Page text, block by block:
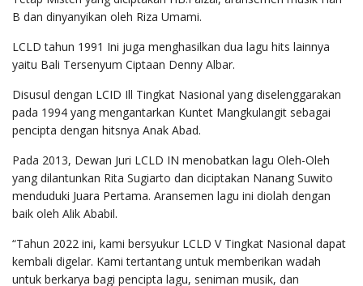
B dan dinyanyikan oleh Riza Umami.
LCLD tahun 1991 Ini juga menghasilkan dua lagu hits lainnya
yaitu Bali Tersenyum Ciptaan Denny Albar.
Disusul dengan LCID Ill Tingkat Nasional yang diselenggarakan
pada 1994 yang mengantarkan Kuntet Mangkulangit sebagai
pencipta dengan hitsnya Anak Abad.
Pada 2013, Dewan Juri LCLD IN menobatkan lagu Oleh-Oleh
yang dilantunkan Rita Sugiarto dan diciptakan Nanang Suwito
menduduki Juara Pertama. Aransemen lagu ini diolah dengan
baik oleh Alik Ababil.
“Tahun 2022 ini, kami bersyukur LCLD V Tingkat Nasional dapat
kembali digelar. Kami tertantang untuk memberikan wadah
untuk berkarya bagi pencipta lagu, seniman musik, dan